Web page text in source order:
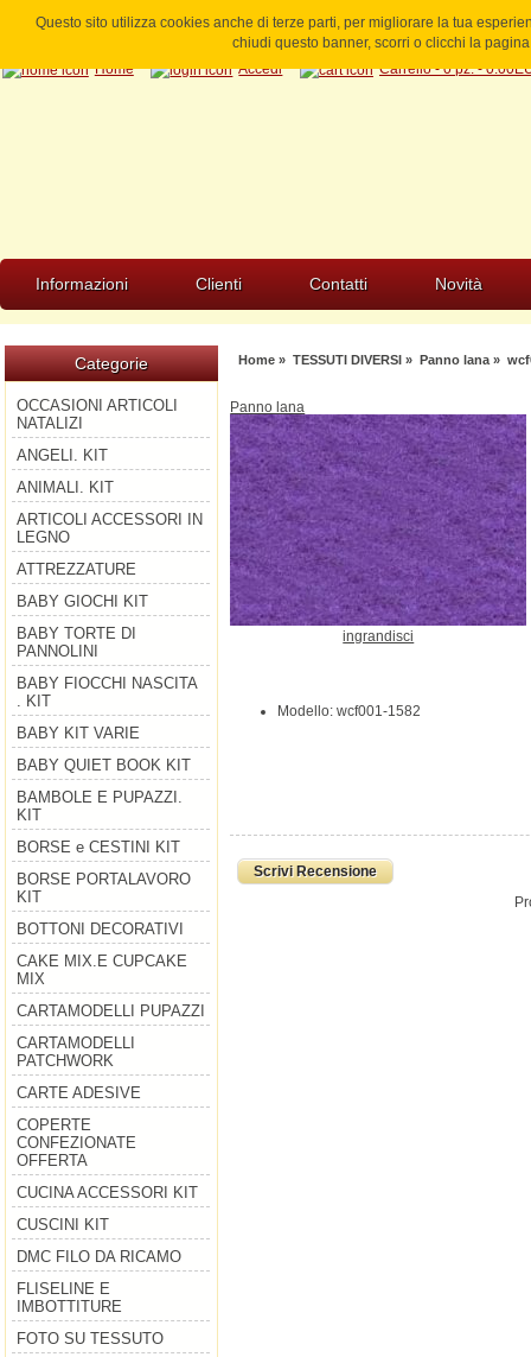
Questo sito utilizza cookies anche di terze parti, per migliorare la tua
chiudi questo banner, scorri o clicchi la
Home
Accedi Carrello - 0 pz. -
Informazioni Clienti Contatti Novità
Categorie
OCCASIONI ARTICOLI
NATALIZI
ANGELI. KIT
ANIMALI. KIT
ARTICOLI ACCESSORI IN
LEGNO
ATTREZZATURE
BABY GIOCHI KIT
BABY TORTE DI
PANNOLINI
BABY FIOCCHI NASCITA
. KIT
BABY KIT VARIE
BABY QUIET BOOK KIT
BAMBOLE E PUPAZZI.
KIT
BORSE e CESTINI KIT
BORSE PORTALAVORO
KIT
BOTTONI DECORATIVI
CAKE MIX.E CUPCAKE
MIX
CARTAMODELLI PUPAZZI
CARTAMODELLI
PATCHWORK
CARTE ADESIVE
COPERTE
CONFEZIONATE
OFFERTA
CUCINA ACCESSORI KIT
CUSCINI KIT
DMC FILO DA RICAMO
FLISELINE E
IMBOTTITURE
FOTO SU TESSUTO
Home» TESSUTI DIVERSI» Panno lana»
Panno lana
ingrandisci
Modello: wcf001-1582
Scrivi Recensione